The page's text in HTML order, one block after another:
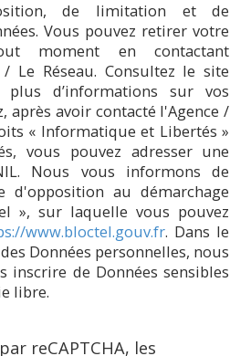
de limitation et de
Vous pouvez retirer votre
moment en contactant
/ Le Réseau. Consultez le site
d’informations sur vos
après avoir contacté l'Agence /
« Informatique et Libertés »
vous pouvez adresser une
Nous vous informons de
d'opposition au démarchage
», sur laquelle vous pouvez
www.bloctel.gouv.fr. Dans le
Données personnelles, nous
inscrire de Données sensibles
libre.
reCAPTCHA, les